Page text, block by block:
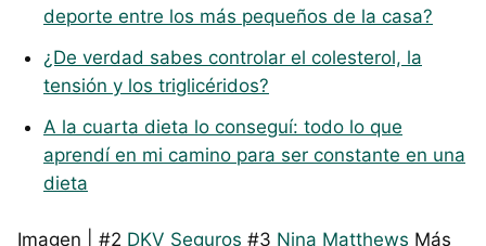
deporte entre los más pequeños de la casa?
¿De verdad sabes controlar el colesterol, la
tensión y los triglicéridos?
A la cuarta dieta lo conseguí: todo lo que
aprendí en mi camino para ser constante en una
dieta
Imagen | #2 DKV Seguros #3 Nina Matthews Más